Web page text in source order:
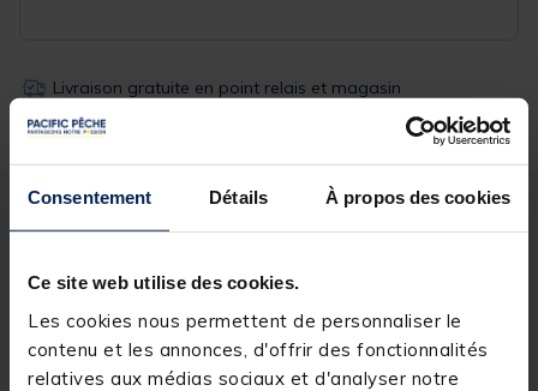
Consentement Détails À propos des cookies
Ce site web utilise des cookies.
Les cookies nous permettent de personnaliser le
contenu et les annonces, d'offrir des fonctionnalités
relatives aux médias sociaux et d'analyser notre
Livraison gratuite en point relais et magasin
Retour gratuit, 1 mois pour changer d’avis
Description & détails
Description